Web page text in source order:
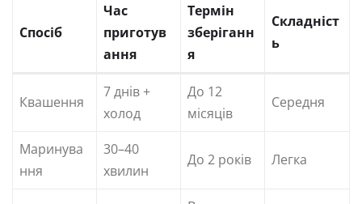
Спосіб
Час
приготув
ання
Термін
зберіганн
я
Складніст
ь
Квашення
7 днів +
холод
До 12
місяців
Середня
Маринува
ння
30–40
хвилин
До 2 років Легка